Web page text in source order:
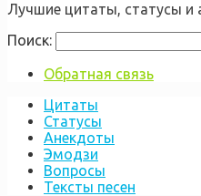
Лучшие цитаты, статусы
Поиск:
Обратная связь
Цитаты
Статусы
Анекдоты
Эмодзи
Вопросы
Тексты песен